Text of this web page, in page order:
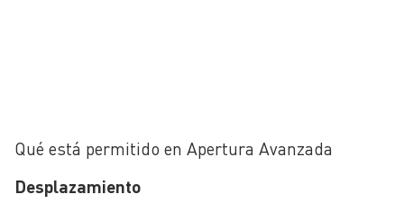
Qué está permitido en Apertura Avanzada
Desplazamiento